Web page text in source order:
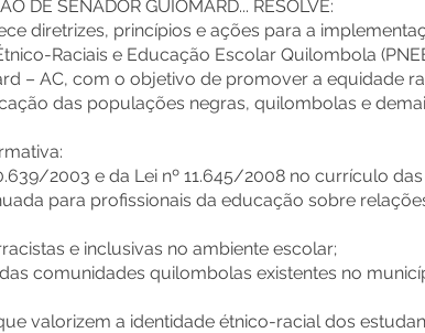
DE SENADOR GUIOMARD... RESOLVE:
diretrizes, princípios e ações para a
Raciais e Educação Escolar Quilombola
– AC, com o objetivo de promover a equidade
das populações negras, quilombolas e
2003 e da Lei nº 11.645/2008 no currículo
para profissionais da educação sobre
e inclusivas no ambiente escolar;
comunidades quilombolas existentes no
valorizem a identidade étnico-racial dos